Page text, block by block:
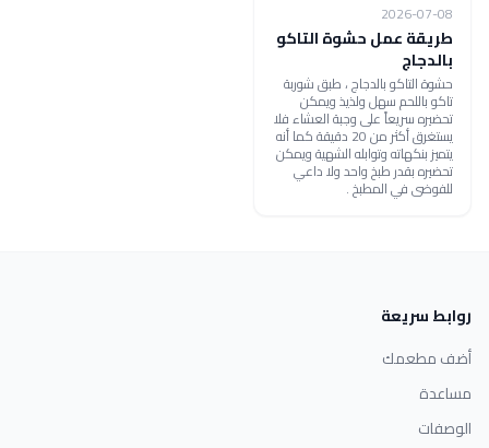
2026-07-08
طريقة عمل حشوة التاكو
بالدجاج
حشوة التاكو بالدجاج ، طبق شوربة
تاكو باللحم سهل ولذيذ ويمكن
تحضيره سريعاً على وجبة العشاء فلا
يستغرق أكثر من 20 دقيقة كما أنه
يتميز بنكهاته وتوابله الشهية ويمكن
تحضيره بقدر طبخ واحد ولا داعي
للفوضى في المطبخ .
روابط سريعة
أضف مطعمك
مساعدة
الوصفات